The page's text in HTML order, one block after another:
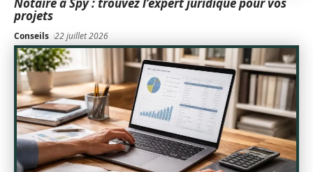
projets
Conseils 22 juillet 2026